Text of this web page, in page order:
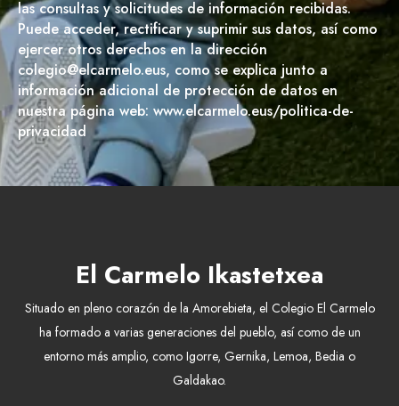
las consultas y solicitudes de información recibidas.
Puede acceder, rectificar y suprimir sus datos, así como
ejercer otros derechos en la dirección
colegio@elcarmelo.eus, como se explica junto a
información adicional de protección de datos en
nuestra página web: www.elcarmelo.eus/politica-de-
privacidad
El Carmelo Ikastetxea
Situado en pleno corazón de la Amorebieta, el Colegio El Carmelo
ha formado a varias generaciones del pueblo, así como de un
entorno más amplio, como Igorre, Gernika, Lemoa, Bedia o
Galdakao.